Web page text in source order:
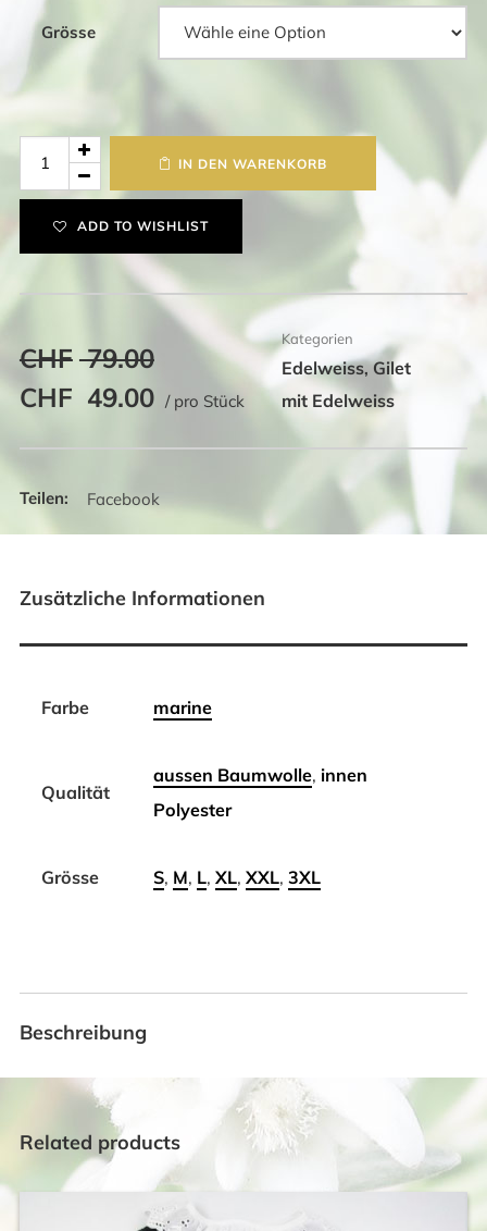
Grösse
Edelweiss
IN DEN WARENKORB
ADD TO WISHLIST
CHF 79.00
Ursprünglicher
Preis
CHF 49.00 Preis
/ pro Stück
Kategorien
Edelweiss,Gilet
mit Edelweiss
Facebook
Zusätzliche Informationen
Farbe marine
Qualität
aussen Baumwolle, innen
Polyester
Grösse S, M, L, XL, XXL, 3XL
Beschreibung
Related products